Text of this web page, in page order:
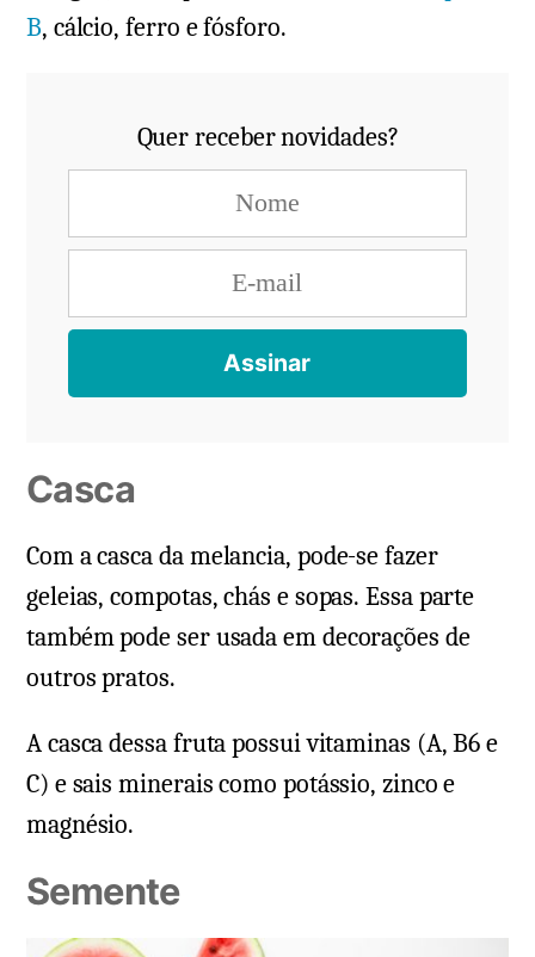
B, cálcio, ferro e fósforo.
Quer receber novidades?
Casca
Com a casca da melancia, pode-se fazer
geleias, compotas, chás e sopas. Essa parte
também pode ser usada em decorações de
outros pratos.
A casca dessa fruta possui vitaminas (A, B6 e
C) e sais minerais como potássio, zinco e
magnésio.
Semente